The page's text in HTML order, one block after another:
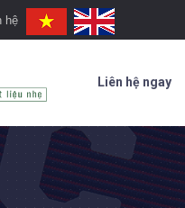
hệ
Liên hệ ngay